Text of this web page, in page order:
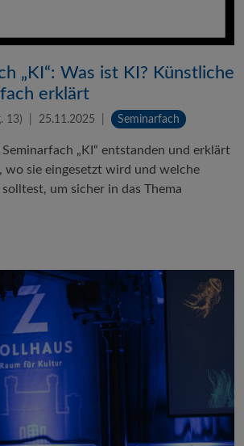
„KI“: Was ist KI? Künstliche
erklärt
13) 25.11.2025 Seminarfach
„KI“ entstanden und erklärt
sie eingesetzt wird und welche
um sicher in das Thema